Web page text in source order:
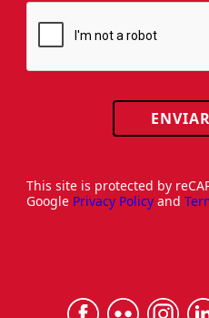
ENVIAR
This site is protected by
Google Privacy Policy and